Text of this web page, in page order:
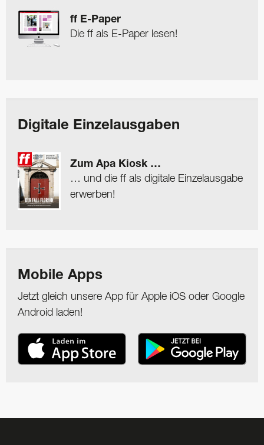
ff E-Paper
Die ff als E-Paper lesen!
Digitale Einzelausgaben
Zum Apa Kiosk …
… und die ff als digitale Einzelausgabe
erwerben!
Mobile Apps
Jetzt gleich unsere App für Apple iOS oder Google
Android laden!